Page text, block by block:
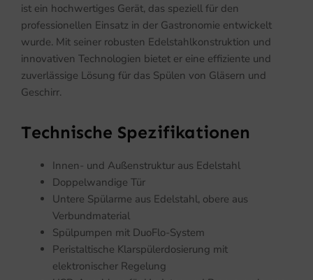
ist ein hochwertiges Gerät, das speziell für den
professionellen Einsatz in der Gastronomie entwickelt
wurde. Mit seiner robusten Edelstahlkonstruktion und
innovativen Technologien bietet er eine effiziente und
zuverlässige Lösung für das Spülen von Gläsern und
Geschirr.
Technische Spezifikationen
Innen- und Außenstruktur aus Edelstahl
Doppelwandige Tür
Untere Spülarme aus Edelstahl, obere aus
Verbundmaterial
Spülpumpen mit DuoFlo-System
Peristaltische Klarspülerdosierung mit
elektronischer Regelung